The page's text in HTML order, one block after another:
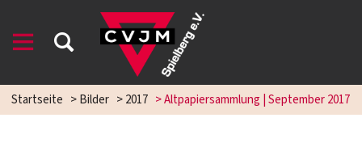
Startseite >Bilder >2017 >Altpapiersammlung | September 2017